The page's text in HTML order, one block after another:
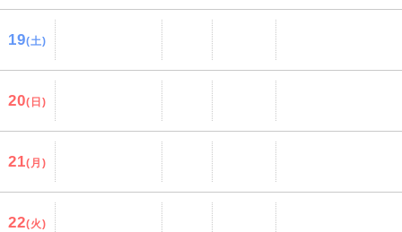
19(土)
20(日)
21(月)
22(火)